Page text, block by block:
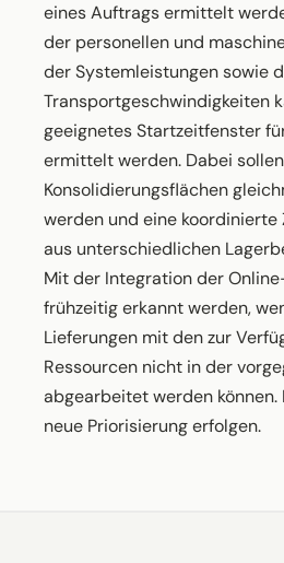
eines Auftrags ermittelt
der personellen und
der Systemleistungen sowie
Transportgeschwindigkeiten
geeignetes Startzeitfenster
ermittelt werden. Dabei
Konsolidierungsflächen
werden und eine koordinierte
aus unterschiedlichen
Mit der Integration der
frühzeitig erkannt werden,
Lieferungen mit den zur
Ressourcen nicht in der
abgearbeitet werden können.
neue Priorisierung erfolgen.